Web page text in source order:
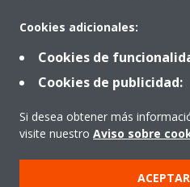
Contactar con Daikin
Copyright
Cookies adicionales:
Cookies de
Cookies de publicidad:
Si desea obtener más
visite nuestro Aviso sobre